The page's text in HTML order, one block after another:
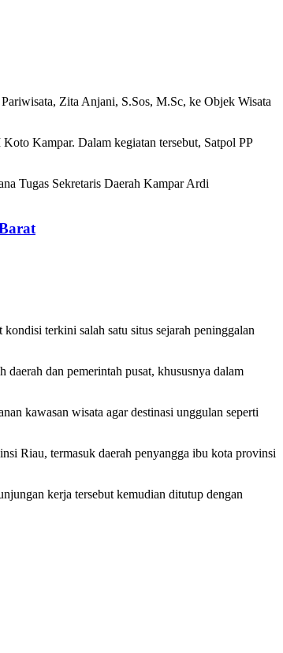
Zita Anjani, S.Sos, M.Sc, ke Objek Wisata
Kampar. Dalam kegiatan tersebut, Satpol PP
Tugas Sekretaris Daerah Kampar Ardi
terkini salah satu situs sejarah peninggalan
dan pemerintah pusat, khususnya dalam
kawasan wisata agar destinasi unggulan seperti
Riau, termasuk daerah penyangga ibu kota provinsi
kerja tersebut kemudian ditutup dengan